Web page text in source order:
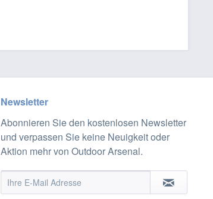
Newsletter
Abonnieren Sie den kostenlosen Newsletter
und verpassen Sie keine Neuigkeit oder
Aktion mehr von Outdoor Arsenal.